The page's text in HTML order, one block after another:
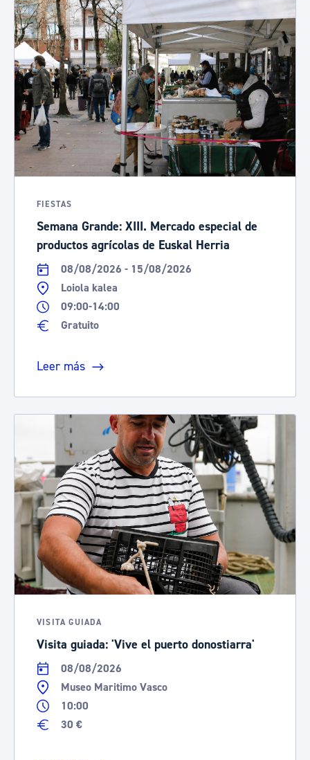
FIESTAS
Semana Grande: XIII. Mercado especial de
productos agrícolas de Euskal Herria
08/08/2026 - 15/08/2026
Loiola kalea
09:00-14:00
Gratuito
Leer más
VISITA GUIADA
Visita guiada: 'Vive el puerto donostiarra'
08/08/2026
Museo Maritimo Vasco
10:00
30 €